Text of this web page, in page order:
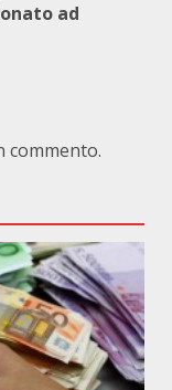
ad
commento.